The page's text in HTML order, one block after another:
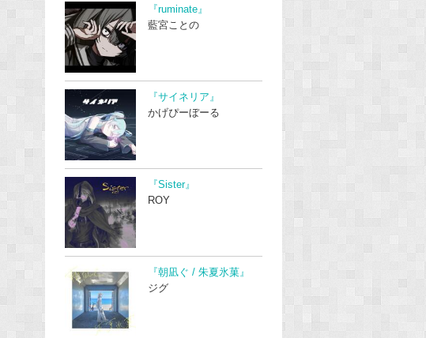
『ruminate』
藍宮ことの
『サイネリア』
かげぴーぼーる
『Sister』
ROY
『朝凪ぐ / 朱夏氷菓』
ジグ